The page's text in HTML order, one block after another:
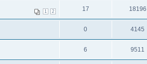
1 2 17 18196
0 4145
6 9511